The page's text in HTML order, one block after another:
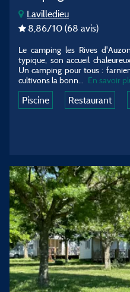
Lavilledieu
8,86/10 (68 avis)
Le camping les Rives
typique, son accueil
Un camping pour tous :
cultivons la bonn...
En savoir
Piscine Restaurant